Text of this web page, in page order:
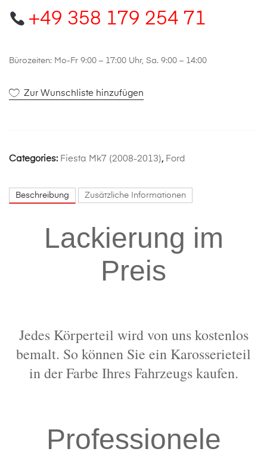
+49 358 179 254 71
Bürozeiten: Mo-Fr 9:00 – 17:00 Uhr, Sa. 9:00 – 14:00
Zur Wunschliste hinzufügen
Categories: Fiesta Mk7 (2008-2013), Ford
Beschreibung Zusätzliche Informationen
Lackierung im
Preis
Jedes Körperteil wird von uns kostenlos
bemalt. So können Sie ein Karosserieteil
in der Farbe Ihres Fahrzeugs kaufen.
Professionele